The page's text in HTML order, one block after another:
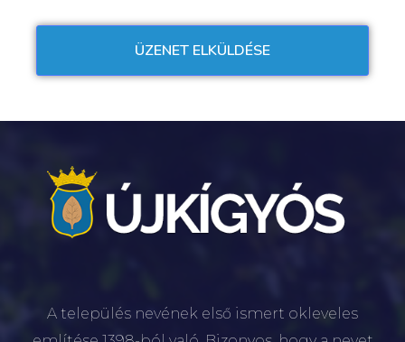
A település nevének első ismert okleveles